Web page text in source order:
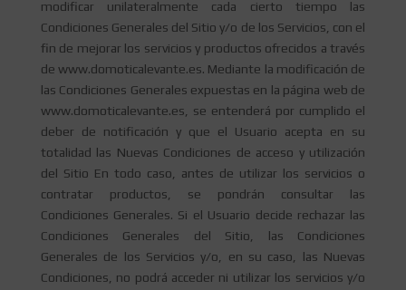
modificar unilateralmente cada cierto tiempo las
Condiciones Generales del Sitio y/o de los Servicios, con el
fin de mejorar los servicios y productos ofrecidos a través
de www.domoticalevante.es. Mediante la modificación de
las Condiciones Generales expuestas en la página web de
www.domoticalevante.es, se entenderá por cumplido el
deber de notificación y que el Usuario acepta en su
totalidad las Nuevas Condiciones de acceso y utilización
del Sitio En todo caso, antes de utilizar los servicios o
contratar productos, se pondrán consultar las
Condiciones Generales. Si el Usuario decide rechazar las
Condiciones Generales del Sitio, las Condiciones
Generales de los Servicios y/o, en su caso, las Nuevas
Condiciones, no podrá acceder ni utilizar los servicios y/o